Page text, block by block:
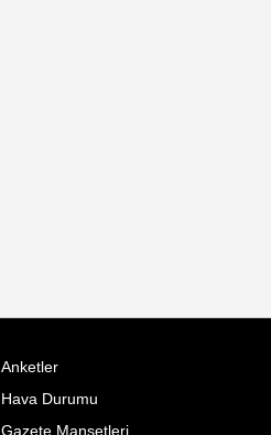
Anketler
Hava Durumu
Gazete Manşetleri